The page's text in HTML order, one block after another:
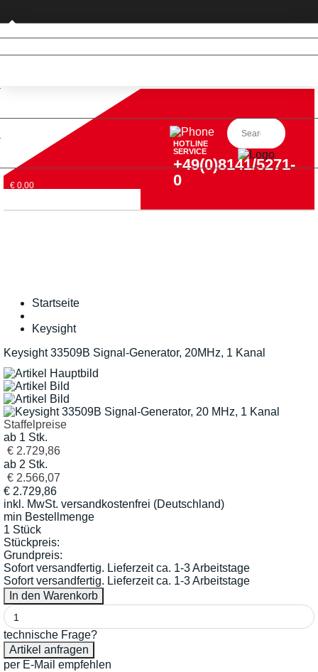
Privatkunde (nur DE)
€ 0,00
HOTLINE
SERVICE
+49(0)8141/5271-
0
Startseite
Keysight
Keysight 33509B Signal-Generator, 20MHz, 1 Kanal
Staffelpreise
ab 1 Stk.
€ 2.729,86
ab 2 Stk.
€ 2.566,07
€ 2.729,86
inkl. MwSt. versandkostenfrei (Deutschland)
min Bestellmenge
1 Stück
Stückpreis:
Grundpreis:
Sofort versandfertig. Lieferzeit ca. 1-3 Arbeitstage
Sofort versandfertig. Lieferzeit ca. 1-3 Arbeitstage
technische Frage?
per E-Mail empfehlen